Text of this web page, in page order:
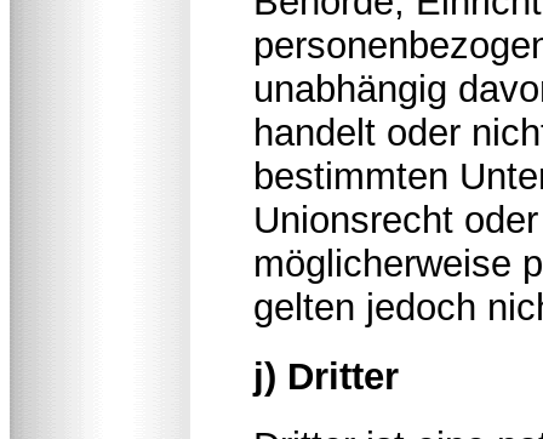
unabhängig
handelt oder
bestimmten
Unionsrecht
möglicherweise
gelten jedoch
j) Dritter